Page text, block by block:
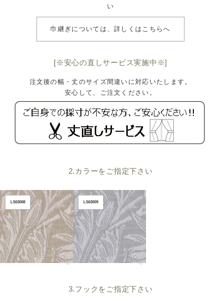
い
巾継ぎについては、詳しくはこちらへ
[※安心の直しサービス実施中※]
注文後の幅・丈のサイズ間違いに対応いたします。
安心して、ご注文ください。
2.カラーをご指定下さい
LS63008 LS63009
3.フックをご指定下さい